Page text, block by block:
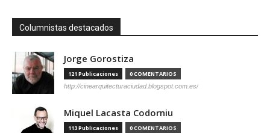
Columnistas destacados
Jorge Gorostiza
121 Publicaciones 0 COMENTARIOS
http://cinearquitecturaciudad.blogspot.com.es/
Miquel Lacasta Codorniu
113 Publicaciones 0 COMENTARIOS